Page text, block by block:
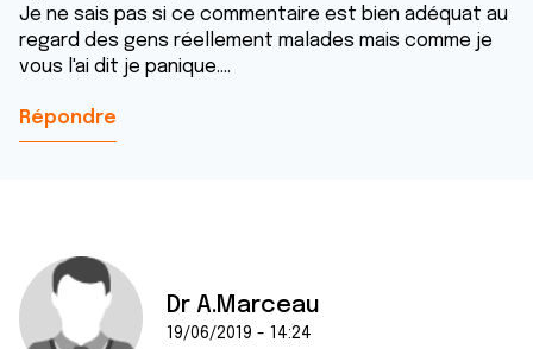
Je ne sais pas si ce commentaire est bien adéquat au
regard des gens réellement malades mais comme je
vous l'ai dit je panique....
Répondre
Dr A.Marceau
19/06/2019 - 14:24